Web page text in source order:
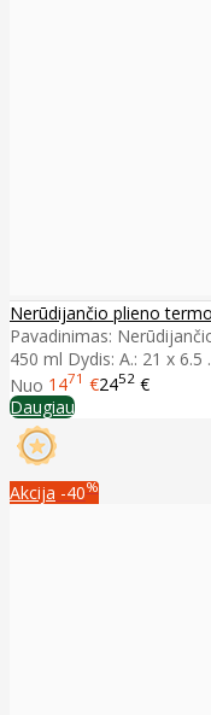
Nerūdijančio plieno
Pavadinimas:
450 ml Dydis: A.: 21 x 6.5
Nuo 1471 €2452 €
Daugiau
Akcija -40%